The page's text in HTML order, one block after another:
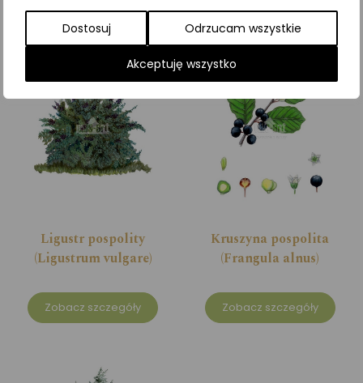
Dostosuj Odrzucam wszystkie
Akceptuję wszystko
Podobne produkty
Ligustr pospolity
(Ligustrum vulgare)
Zobacz szczegóły
Kruszyna pospolita
(Frangula alnus)
Zobacz szczegóły